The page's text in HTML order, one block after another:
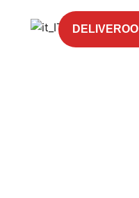
DELIVEROO
IT